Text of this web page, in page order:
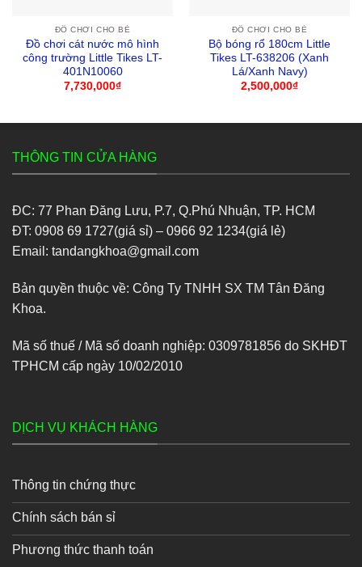
ĐỒ CHƠI CHO BÉ
Đồ chơi cát nước mô hình
công trường Little Tikes LT-
401N10060
7,730,000₫
ĐỒ CHƠI CHO BÉ
Bộ bóng rổ 180cm Little
Tikes LT-638206 (Xanh
Lá/Xanh Navy)
2,500,000₫
THÔNG TIN CỬA HÀNG
ĐC: 77 Phan Đăng Lưu, P.7, Q.Phú Nhuận, TP. HCM
ĐT: 0908 69 1727(giá sỉ) – 0966 92 1234(giá lẻ)
Email: tandangkhoa@gmail.com
Bản quyền thuộc về: Công Ty TNHH SX TM Tân Đăng
Khoa.
Mã số thuế / Mã số doanh nghiệp: 0309781856 do SKHĐT
TPHCM cấp ngày 10/02/2010
DỊCH VỤ KHÁCH HÀNG
Thông tin chứng thực
Chính sách bán sỉ
Phương thức thanh toán